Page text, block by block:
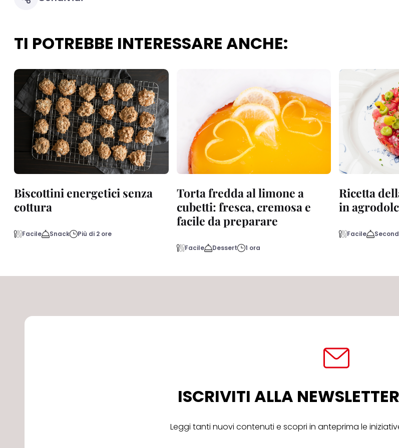
TI POTREBBE INTERESSARE ANCHE:
Biscottini energetici senza
cottura
Facile Snack Più di 2 ore
Torta fredda al limone a
cubetti: fresca, cremosa e
facile da preparare
Facile Dessert 1 ora
Ricetta
in
Facile
ISCRIVITI ALLA
Leggi tanti nuovi contenuti e scopri in anteprima le